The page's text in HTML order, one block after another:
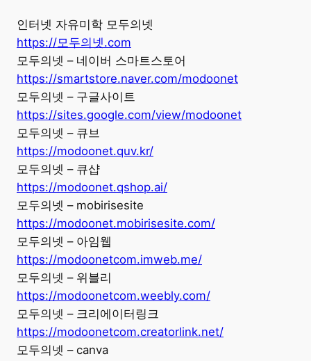
인터넷 자유미학 모두의넷
https://모두의넷.com
모두의넷 – 네이버 스마트스토어
https://smartstore.naver.com/modoonet
모두의넷 – 구글사이트
https://sites.google.com/view/modoonet
모두의넷 – 큐브
https://modoonet.quv.kr/
모두의넷 – 큐샵
https://modoonet.qshop.ai/
모두의넷 – mobirisesite
https://modoonet.mobirisesite.com/
모두의넷 – 아임웹
https://modoonetcom.imweb.me/
모두의넷 – 위블리
https://modoonetcom.weebly.com/
모두의넷 – 크리에이터링크
https://modoonetcom.creatorlink.net/
모두의넷 – canva